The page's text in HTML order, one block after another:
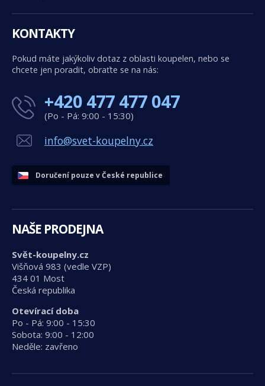
KONTAKTY
Pokud máte jakýkoliv dotaz z oblasti koupelen, nebo se
chcete jen poradit, obraťte se na nás:
+420 477 477 047
(Po - Pá: 9:00 - 15:30)
info@svet-koupelny.cz
Doručení pouze v České republice
NAŠE PRODEJNA
Svět-koupelny.cz
Višňová 983 (vedle VZP)
434 01 Most
Česká republika
Otevírací doba
Po - Pá: 9:00 - 15:30
Sobota: 9:00 - 12:00
Neděle: zavřeno